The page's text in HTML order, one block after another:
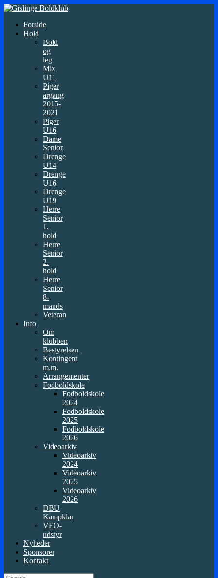
Forside
Hold
Bold
og
leg
Mix
U11
Piger
årgang
2015-
2021
Piger
U16
Dame
Senior
Drenge
U14
Drenge
U16
Drenge
U19
Herre
Senior
1.
hold
Herre
Senior
2.
hold
Herre
Senior
8-
mands
Veteran
Info
Om
klubben
Bestyrelsen
Kontingent
m.m.
Arrangementer
Fodboldskole
Fodboldskole
2024
Fodboldskole
2025
Fodboldskole
2026
Videoarkiv
Videoarkiv
2024
Videoarkiv
2025
Videoarkiv
2026
DBU
Kampklar
VEO-
udstyr
Nyheder
Sponsorer
Kontakt